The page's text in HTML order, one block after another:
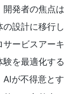
開発者の焦点は
設計に移行し
ービスアーキ
を最適化する
AIが不得意とす